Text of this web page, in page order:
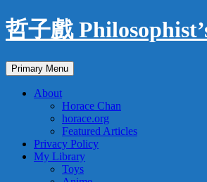
Skip
to
哲子戲
Search
Primary Menu
About
Horace Chan
horace.org
Featured Articles
Privacy Policy
My Library
Toys